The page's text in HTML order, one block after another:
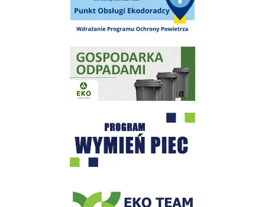
Gospodarka odpadami na terenie Miasta i Gminy Wieliczka
Program "Czyste Powietrze" - Wieliczka